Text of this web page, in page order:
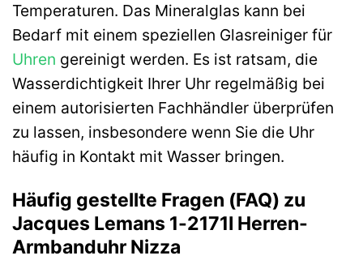
Temperaturen. Das Mineralglas kann bei
Bedarf mit einem speziellen Glasreiniger für
Uhren gereinigt werden. Es ist ratsam, die
Wasserdichtigkeit Ihrer Uhr regelmäßig bei
einem autorisierten Fachhändler überprüfen
zu lassen, insbesondere wenn Sie die Uhr
häufig in Kontakt mit Wasser bringen.
Häufig gestellte Fragen (FAQ) zu
Jacques Lemans 1-2171I Herren-
Armbanduhr Nizza